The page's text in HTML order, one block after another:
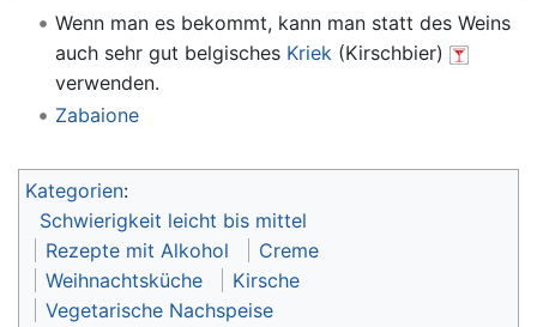
Wenn man es bekommt, kann man statt des Weins
auch sehr gut belgisches Kriek(Kirschbier)
verwenden.
Zabaione
Kategorien:
Schwierigkeit leicht bis mittel
Rezepte mit Alkohol
Creme
Weihnachtsküche
Kirsche
Vegetarische Nachspeise